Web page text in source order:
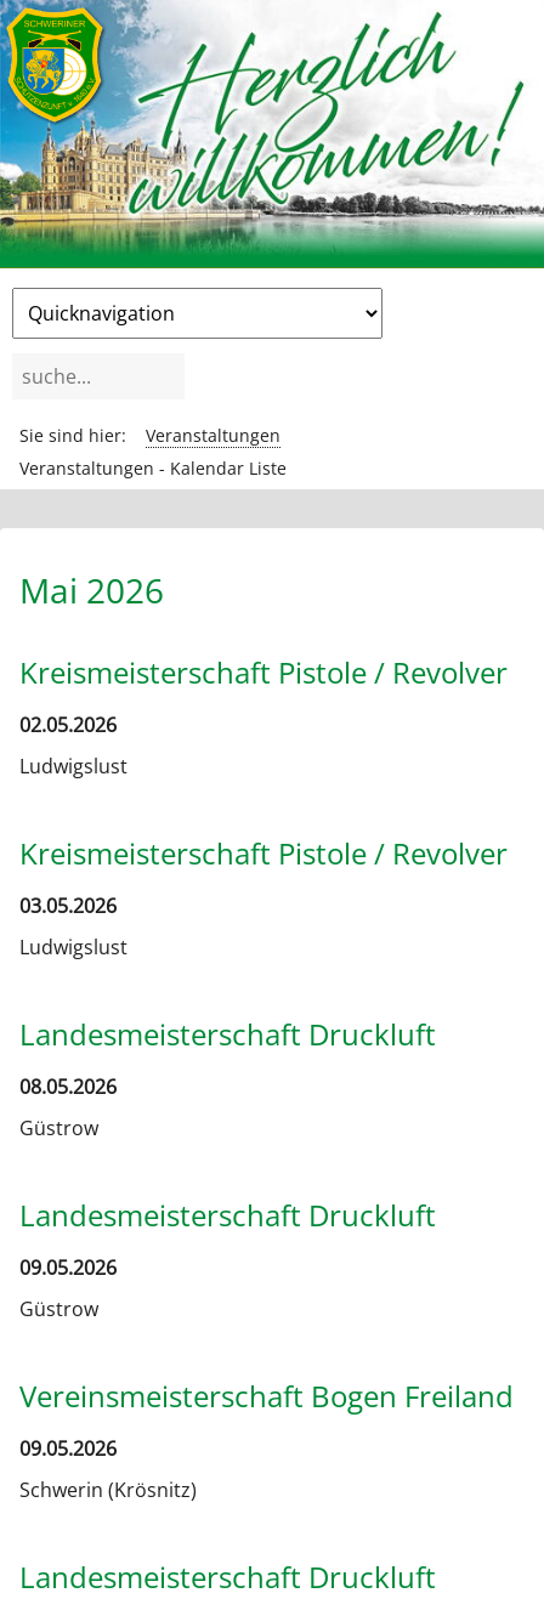
Zielseite
Suchbegriffe
Sie sind hier:
Veranstaltungen
Veranstaltungen - Kalendar Liste
Mai 2026
Kreismeisterschaft Pistole / Revolver
02.05.2026
Ludwigslust
Kreismeisterschaft Pistole / Revolver
03.05.2026
Ludwigslust
Landesmeisterschaft Druckluft
08.05.2026
Güstrow
Landesmeisterschaft Druckluft
09.05.2026
Güstrow
Vereinsmeisterschaft Bogen Freiland
09.05.2026
Schwerin (Krösnitz)
Landesmeisterschaft Druckluft